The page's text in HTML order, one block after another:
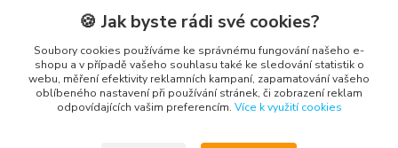
Honza Adámek
🍪 Jak byste rádi své cookies?
Soubory cookies používáme ke správnému fungování našeho e-
shopu a v případě vašeho souhlasu také ke sledování statistik o
webu, měření efektivity reklamních kampaní, zapamatování vašeho
oblíbeného nastavení při používání stránek, či zobrazení reklam
odpovídajících vašim preferencím. Více k využití cookies